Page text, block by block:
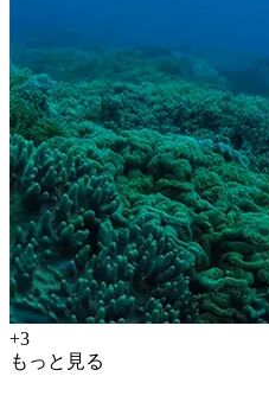
+3
もっと見る